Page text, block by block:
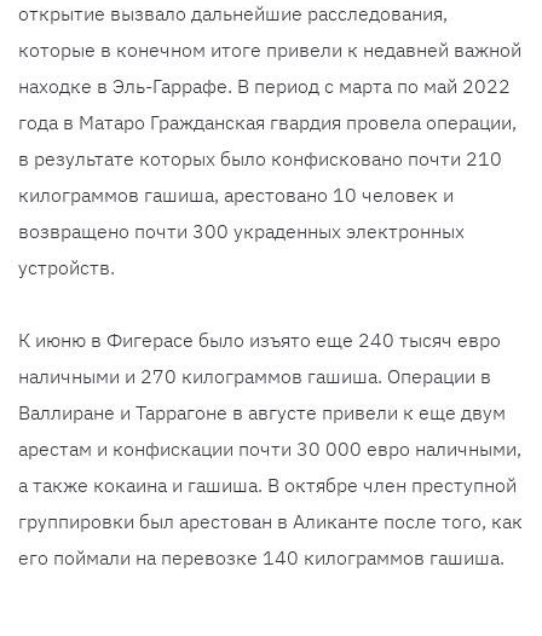
открытие вызвало дальнейшие расследования,
которые в конечном итоге привели к недавней важной
находке в Эль-Гаррафе. В период с марта по май 2022
года в Матаро Гражданская гвардия провела операции,
в результате которых было конфисковано почти 210
килограммов гашиша, арестовано 10 человек и
возвращено почти 300 украденных электронных
устройств.
К июню в Фигерасе было изъято еще 240 тысяч евро
наличными и 270 килограммов гашиша. Операции в
Валлиране и Таррагоне в августе привели к еще двум
арестам и конфискации почти 30 000 евро наличными,
а также кокаина и гашиша. В октябре член преступной
группировки был арестован в Аликанте после того, как
его поймали на перевозке 140 килограммов гашиша.